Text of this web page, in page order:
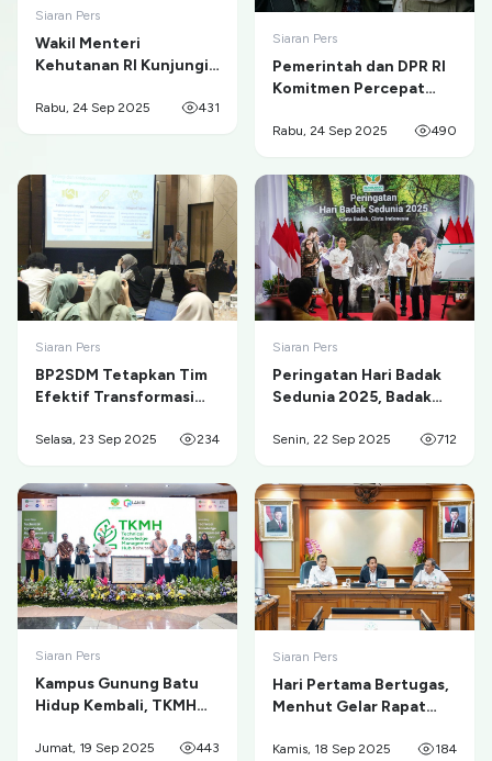
Siaran Pers
Wakil Menteri
Kehutanan RI Kunjungi
Maluku, Dorong
Kearifan Lokal,
Kebangkitan Ekonomi
Hijau Indonesia
Rabu, 24 Sep 2025 431
Siaran Pers
Pemerintah dan DPR RI
Komitmen Percepat
Rabu, 24 Sep 2025 490
Siaran Pers
BP2SDM Tetapkan Tim
Efektif Transformasi
Rencana Kerja Empat
Selasa, 23 Sep 2025 234
Siaran Pers
Peringatan Hari Badak
Sedunia 2025, Badak
Senin, 22 Sep 2025 712
Siaran Pers
Kampus Gunung Batu
Hidup Kembali, TKMH
Diluncurkan
Jumat, 19 Sep 2025 443
Siaran Pers
Hari Pertama Bertugas,
Menhut Gelar Rapat
Wamenhut
Kamis, 18 Sep 2025 184